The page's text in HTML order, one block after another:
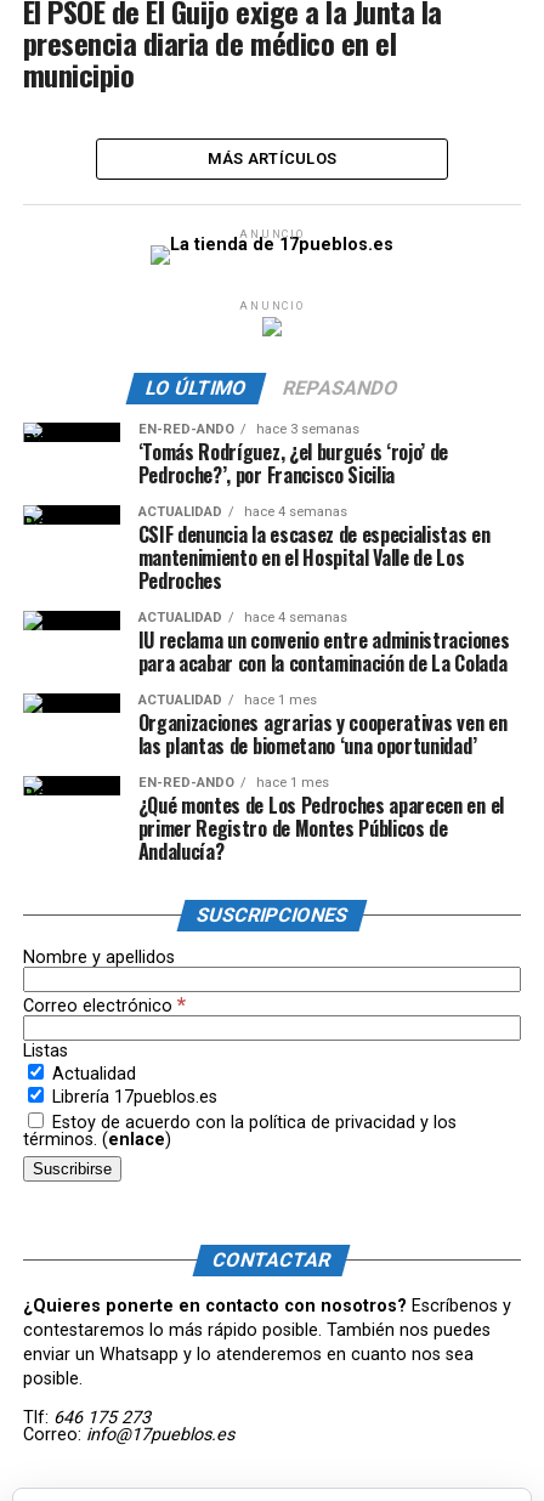
El PSOE de El Guijo exige a la Junta la
presencia diaria de médico en el
municipio
MÁS ARTÍCULOS
ANUNCIO
ANUNCIO
LO ÚLTIMO REPASANDO
EN-RED-ANDO hace 3 semanas
‘Tomás Rodríguez, ¿el burgués ‘rojo’ de
Pedroche?’, por Francisco Sicilia
ACTUALIDAD hace 4 semanas
CSIF denuncia la escasez de especialistas en
mantenimiento en el Hospital Valle de Los
Pedroches
ACTUALIDAD hace 4 semanas
IU reclama un convenio entre administraciones
para acabar con la contaminación de La Colada
ACTUALIDAD hace 1 mes
Organizaciones agrarias y cooperativas ven en
las plantas de biometano ‘una oportunidad’
EN-RED-ANDO hace 1 mes
¿Qué montes de Los Pedroches aparecen en el
primer Registro de Montes Públicos de
Andalucía?
SUSCRIPCIONES
Nombre y apellidos
Correo electrónico *
Listas
Actualidad
Librería 17pueblos.es
Estoy de acuerdo con la política de privacidad y los
términos. (enlace)
CONTACTAR
¿Quieres ponerte en contacto con nosotros? Escríbenos y
contestaremos lo más rápido posible. También nos puedes
enviar un Whatsapp y lo atenderemos en cuanto nos sea
posible.
Tlf: 646 175 273
Correo: info@17pueblos.es